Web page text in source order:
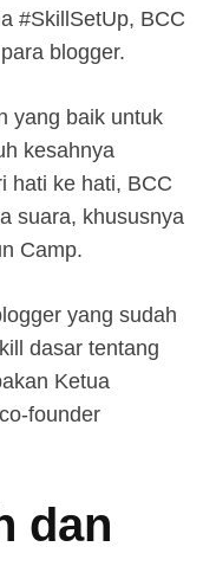
#SkillSetUp, BCC
blogger.
yang baik untuk
kesahnya
hati ke hati, BCC
suara, khususnya
Camp.
yang sudah
dasar tentang
Ketua
founder
dan